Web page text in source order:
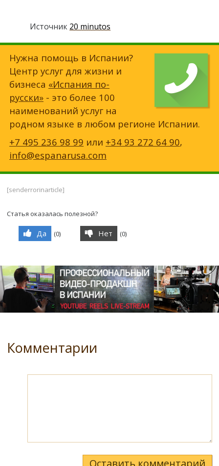
Источник 20 minutos
Нужна помощь в Испании?
Центр услуг для жизни и
бизнеса «Испания по-
русски» - это более 100
наименований услуг на
родном языке в любом регионе Испании.
+7 495 236 98 99 или +34 93 272 64 90,
info@espanarusa.com
[senderrorinarticle]
Статья оказалась полезной?
Да (0) Нет (0)
Комментарии
Оставить комментарий